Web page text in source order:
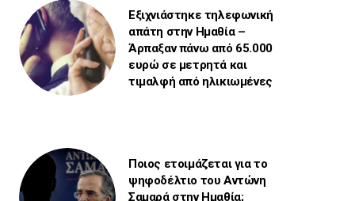
Εξιχνιάστηκε τηλεφωνική
απάτη στην Ημαθία –
Άρπαξαν πάνω από 65.000
ευρώ σε μετρητά και
τιμαλφή από ηλικιωμένες
Ποιος ετοιμάζεται για το
ψηφοδέλτιο του Αντώνη
Σαμαρά στην Ημαθία;